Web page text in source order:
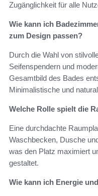
Zugänglichkeit für alle
Wie kann ich
zum Design passen?
Durch die Wahl von
Seifenspendern und
Gesamtbild des Bades
Minimalistische und
Welche Rolle spielt die
Eine durchdachte
Waschbecken, Dusche
was den Platz maximiert
gestaltet.
Wie kann ich Energie